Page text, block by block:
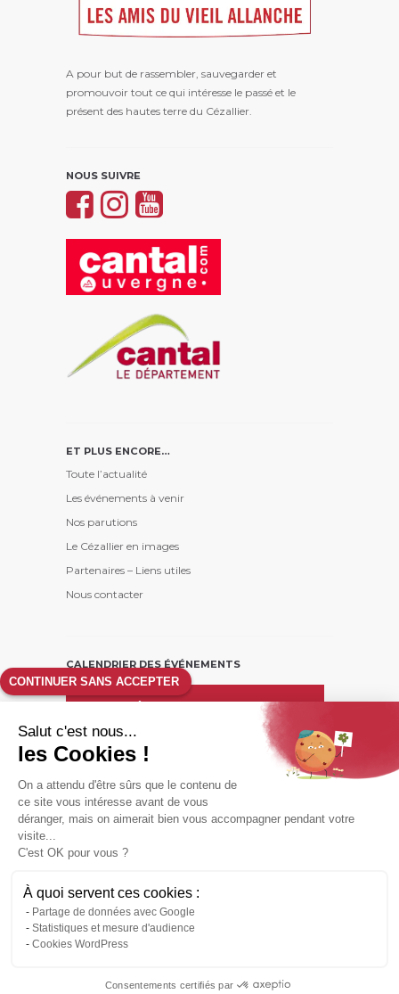
A pour but de rassembler, sauvegarder et
promouvoir tout ce qui intéresse le passé et le
présent des hautes terre du Cézallier.
NOUS SUIVRE
ET PLUS ENCORE…
Toute l’actualité
Les événements à venir
Nos parutions
Le Cézallier en images
Partenaires – Liens utiles
Nous contacter
CALENDRIER DES ÉVÉNEMENTS
août26
L M D
3
4 5 6 7
10
11 12 13
24
Les Amis du Vieil Allanche et du Cezallier © 2026 -
CONTINUER SANS ACCEPTER
Salut c'est nous...
les Cookies !
On a attendu d'être sûrs que le contenu de
ce site vous intéresse avant de vous
déranger, mais on aimerait bien vous accompagner pendant votre
visite...
C'est OK pour vous ?
À quoi servent ces cookies :
Partage de données avec Google
Statistiques et mesure d'audience
Cookies WordPress
Consentements certifiés par